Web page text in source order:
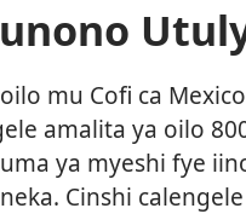
mu Cofi ca
amalita ya oilo
ya myeshi fye
Cinshi